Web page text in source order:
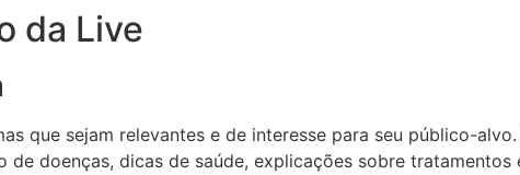
da Live
que sejam relevantes e de interesse para seu público-
de doenças, dicas de saúde, explicações sobre tratamentos